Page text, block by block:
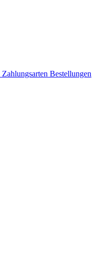
Zahlungsarten Bestellungen